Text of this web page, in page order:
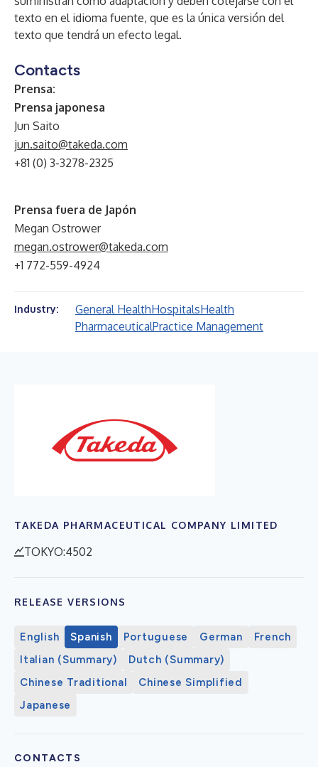
texto en el idioma fuente, que es la única versión del
texto que tendrá un efecto legal.
Contacts
Prensa:
Prensa japonesa
Jun Saito
jun.saito@takeda.com
+81 (0) 3-3278-2325
Prensa fuera de Japón
Megan Ostrower
megan.ostrower@takeda.com
+1 772-559-4924
Industry: General HealthHospitalsHealth
PharmaceuticalPractice Management
TAKEDA PHARMACEUTICAL COMPANY LIMITED
TOKYO:4502
RELEASE VERSIONS
English Spanish Portuguese German
French
Italian (Summary)
Dutch (Summary)
Chinese Traditional
Chinese Simplified
Japanese
CONTACTS